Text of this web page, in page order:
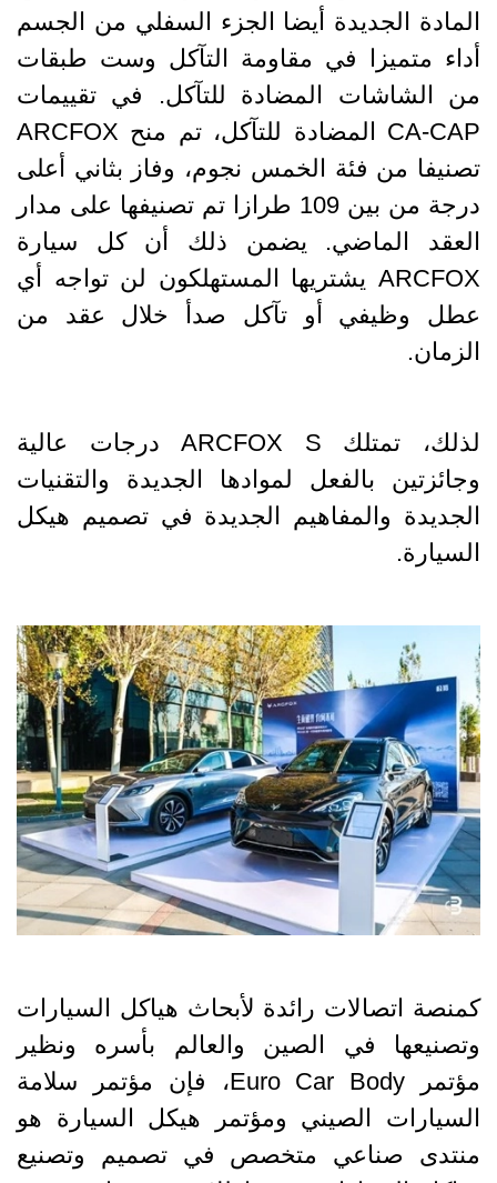
المادة الجديدة أيضا الجزء السفلي من الجسم
أداء متميزا في مقاومة التآكل وست طبقات
من الشاشات المضادة للتآكل. في تقييمات
CA-CAP المضادة للتآكل، تم منح ARCFOX
تصنيفا من فئة الخمس نجوم، وفاز بثاني أعلى
درجة من بين 109 طرازا تم تصنيفها على مدار
العقد الماضي. يضمن ذلك أن كل سيارة
ARCFOX يشتريها المستهلكون لن تواجه أي
عطل وظيفي أو تآكل صدأ خلال عقد من
الزمان.
لذلك، تمتلك ARCFOX S درجات عالية
وجائزتين بالفعل لموادها الجديدة والتقنيات
الجديدة والمفاهيم الجديدة في تصميم هيكل
السيارة.
كمنصة اتصالات رائدة لأبحاث هياكل السيارات
وتصنيعها في الصين والعالم بأسره ونظير
مؤتمر Euro Car Body، فإن مؤتمر سلامة
السيارات الصيني ومؤتمر هيكل السيارة هو
منتدى صناعي متخصص في تصميم وتصنيع